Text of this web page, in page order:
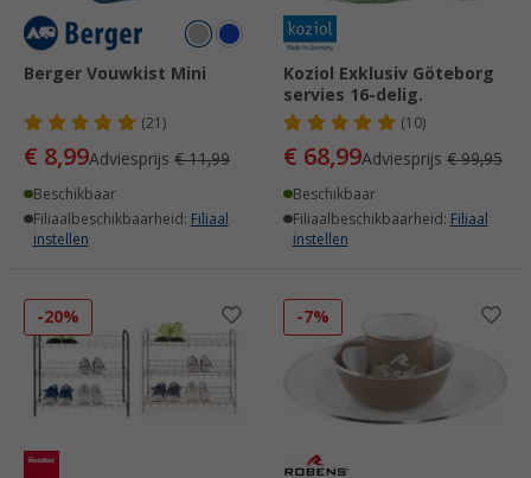
Berger Vouwkist Mini
(21)
€ 8,99Adviesprijs € 11,99
Beschikbaar
Filiaalbeschikbaarheid: Filiaal
instellen
Koziol Exklusiv Göteborg
servies 16-delig.
(10)
€ 68,99Adviesprijs € 99,95
Beschikbaar
Filiaalbeschikbaarheid: Filiaal
instellen
-20% -7%